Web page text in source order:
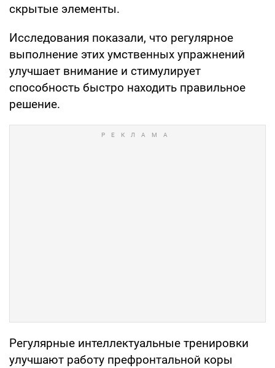
скрытые элементы.
Исследования показали, что регулярное
выполнение этих умственных упражнений
улучшает внимание и стимулирует
способность быстро находить правильное
решение.
Регулярные интеллектуальные тренировки
улучшают работу префронтальной коры